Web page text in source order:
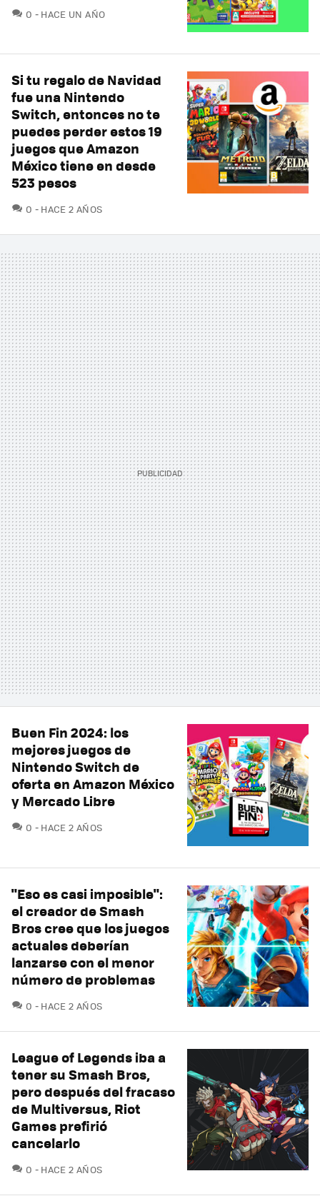
0 COMENTARIOS
HACE UN AÑO
Si tu regalo de Navidad
fue una Nintendo
Switch, entonces no te
puedes perder estos 19
juegos que Amazon
México tiene en desde
523 pesos
0 COMENTARIOS
HACE 2 AÑOS
Buen Fin 2024: los
mejores juegos de
Nintendo Switch de
oferta en Amazon México
y Mercado Libre
0 COMENTARIOS
HACE 2 AÑOS
"Eso es casi imposible":
el creador de Smash
Bros cree que los juegos
actuales deberían
lanzarse con el menor
número de problemas
0 COMENTARIOS
HACE 2 AÑOS
League of Legends iba a
tener su Smash Bros,
pero después del fracaso
de Multiversus, Riot
Games prefirió
cancelarlo
0 COMENTARIOS
HACE 2 AÑOS